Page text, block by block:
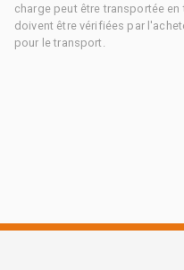
charge peut être transportée
doivent être vérifiées par
pour le transport.